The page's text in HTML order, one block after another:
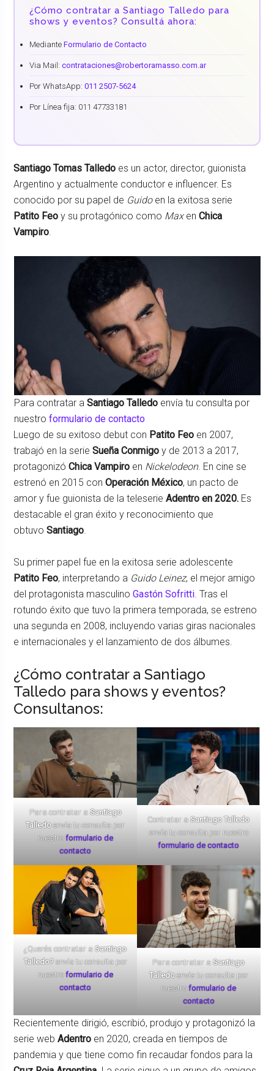
¿Cómo contratar a Santiago Talledo para
shows y eventos? Consultá ahora:
Mediante Formulario de Contacto
Via Mail: contrataciones@robertoramasso.com.ar
Por WhatsApp: 011 2507-5624
Por Línea fija: 011 47733181
Santiago Tomas Talledo es un actor, director, guionista
Argentino y actualmente conductor e influencer. Es
conocido por su papel de Guido en la exitosa serie
Patito Feo y su protagónico como Max enChica
Vampiro.
Para contratar a Santiago Talledoenvía tu consulta por
nuestro formulario de contacto
Luego de su exitoso debut con Patito Feo en 2007,
trabajó en la serieSueña Conmigo y de 2013 a 2017,
protagonizóChica Vampiro en Nickelodeon. En cine se
estrenó en 2015 conOperación México, un pacto de
amor y fue guionista de la teleserieAdentro en 2020. Es
destacable el gran éxito y reconocimiento que
obtuvoSantiago.
Su primer papel fue en la exitosa serie adolescente
Patito Feo, interpretando a Guido Leinez, el mejor amigo
del protagonista masculinoGastón Sofritti. Tras el
rotundo éxito que tuvo la primera temporada, se estreno
una segunda en 2008, incluyendo varias giras nacionales
e internacionales y el lanzamiento de dos álbumes.
¿Cómo contratar a Santiago
Talledo para shows y eventos?
Consultanos:
Para contratar aSantiago
Talledoenvía tu consulta por
nuestroformulario de
contacto
Contratar aSantiago Talledo
envía tu consulta por nuestro
formulario de contacto
¿Querés contratar aSantiago
Talledo?envía tu consulta por
nuestroformulario de
contacto
Para contratar aSantiago
Talledoenvía tu consulta por
nuestroformulario de
contacto
Recientemente dirigió, escribió, produjo y protagonizó la
serie webAdentro en 2020, creada en tiempos de
pandemia y que tiene como fin recaudar fondos para la